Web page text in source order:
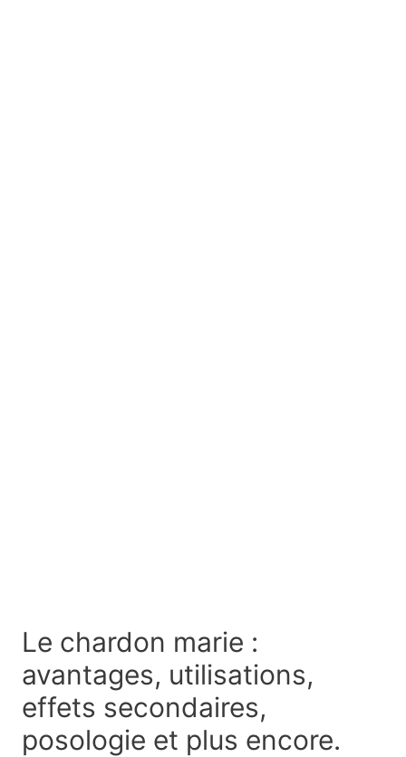
Le chardon marie :
avantages, utilisations,
effets secondaires,
posologie et plus encore.